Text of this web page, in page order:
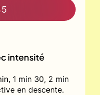
intensité
1 min 30, 2 min
en descente.